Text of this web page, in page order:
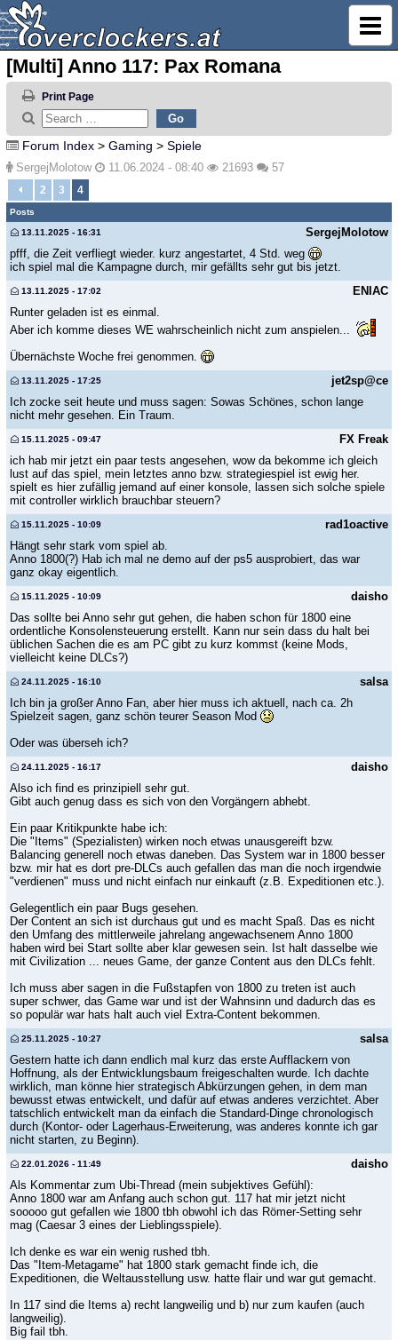
[Multi] Anno 117: Pax Romana
Print Page
Forum Index > Gaming > Spiele
SergejMolotow 11.06.2024 - 08:40 21693 57
2 3 4
Posts
SergejMolotow
13.11.2025 - 16:31
pfff, die Zeit verfliegt wieder. kurz angestartet, 4 Std. weg
ich spiel mal die Kampagne durch, mir gefällts sehr gut bis jetzt.
ENIAC
13.11.2025 - 17:02
Runter geladen ist es einmal.
Aber ich komme dieses WE wahrscheinlich nicht zum anspielen...
Übernächste Woche frei genommen.
jet2sp@ce
13.11.2025 - 17:25
Ich zocke seit heute und muss sagen: Sowas Schönes, schon lange
nicht mehr gesehen. Ein Traum.
FX Freak
15.11.2025 - 09:47
ich hab mir jetzt ein paar tests angesehen, wow da bekomme ich gleich
lust auf das spiel, mein letztes anno bzw. strategiespiel ist ewig her.
spielt es hier zufällig jemand auf einer konsole, lassen sich solche spiele
mit controller wirklich brauchbar steuern?
rad1oactive
15.11.2025 - 10:09
Hängt sehr stark vom spiel ab.
Anno 1800(?) Hab ich mal ne demo auf der ps5 ausprobiert, das war
ganz okay eigentlich.
daisho
15.11.2025 - 10:09
Das sollte bei Anno sehr gut gehen, die haben schon für 1800 eine
ordentliche Konsolensteuerung erstellt. Kann nur sein dass du halt bei
üblichen Sachen die es am PC gibt zu kurz kommst (keine Mods,
vielleicht keine DLCs?)
salsa
24.11.2025 - 16:10
Ich bin ja großer Anno Fan, aber hier muss ich aktuell, nach ca. 2h
Spielzeit sagen, ganz schön teurer Season Mod
Oder was überseh ich?
daisho
24.11.2025 - 16:17
Also ich find es prinzipiell sehr gut.
Gibt auch genug dass es sich von den Vorgängern abhebt.
Ein paar Kritikpunkte habe ich:
Die "Items" (Spezialisten) wirken noch etwas unausgereift bzw.
Balancing generell noch etwas daneben. Das System war in 1800 besser
bzw. mir hat es dort pre-DLCs auch gefallen das man die noch irgendwie
"verdienen" muss und nicht einfach nur einkauft (z.B. Expeditionen etc.).
Gelegentlich ein paar Bugs gesehen.
Der Content an sich ist durchaus gut und es macht Spaß. Das es nicht
den Umfang des mittlerweile jahrelang angewachsenem Anno 1800
haben wird bei Start sollte aber klar gewesen sein. Ist halt dasselbe wie
mit Civilization ... neues Game, der ganze Content aus den DLCs fehlt.
Ich muss aber sagen in die Fußstapfen von 1800 zu treten ist auch
super schwer, das Game war und ist der Wahnsinn und dadurch das es
so populär war hats halt auch viel Extra-Content bekommen.
salsa
25.11.2025 - 10:27
Gestern hatte ich dann endlich mal kurz das erste Aufflackern von
Hoffnung, als der Entwicklungsbaum freigeschalten wurde. Ich dachte
wirklich, man könne hier strategisch Abkürzungen gehen, in dem man
bewusst etwas entwickelt, und dafür auf etwas anderes verzichtet. Aber
tatschlich entwickelt man da einfach die Standard-Dinge chronologisch
durch (Kontor- oder Lagerhaus-Erweiterung, was anderes konnte ich gar
nicht starten, zu Beginn).
daisho
22.01.2026 - 11:49
Als Kommentar zum Ubi-Thread (mein subjektives Gefühl):
Anno 1800 war am Anfang auch schon gut. 117 hat mir jetzt nicht
sooooo gut gefallen wie 1800 tbh obwohl ich das Römer-Setting sehr
mag (Caesar 3 eines der Lieblingsspiele).
Ich denke es war ein wenig rushed tbh.
Das "Item-Metagame" hat 1800 stark gemacht finde ich, die
Expeditionen, die Weltausstellung usw. hatte flair und war gut gemacht.
In 117 sind die Items a) recht langweilig und b) nur zum kaufen (auch
langweilig).
Big fail tbh.